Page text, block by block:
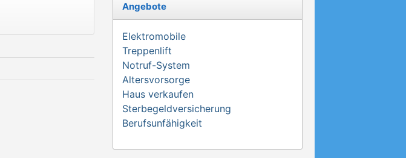
Angebote
Elektromobile
Treppenlift
Notruf-System
Altersvorsorge
Haus verkaufen
Sterbegeldversicherung
Berufsunfähigkeit